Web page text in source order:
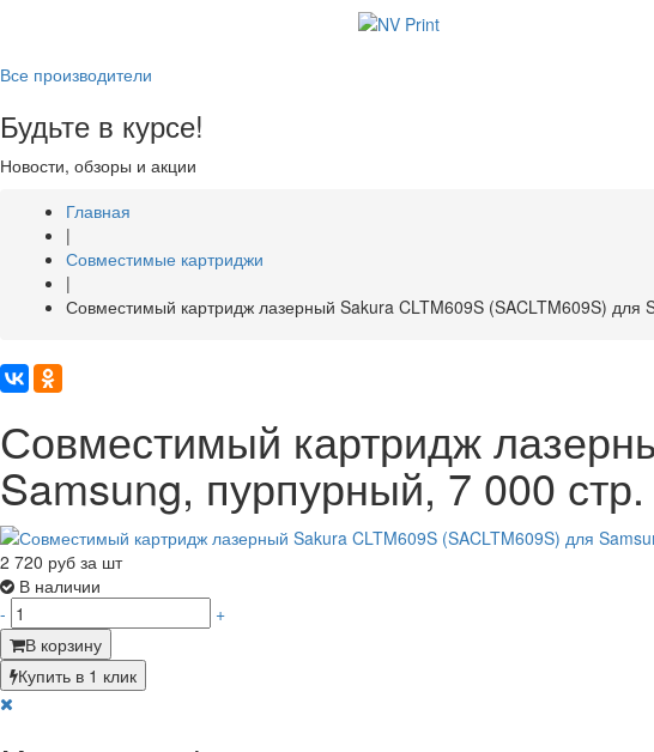
Все производители
Будьте в курсе!
Новости, обзоры и акции
Главная
|
Совместимые картриджи
|
Совместимый картридж лазерный Sakura CLTM609S (SACLTM609S) для
Совместимый картридж
Samsung, пурпурный, 7 000 стр.
2 720 руб за шт
В наличии
-
+
В корзину
Купить в 1 клик